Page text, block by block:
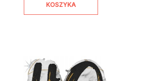
KOSZYKA